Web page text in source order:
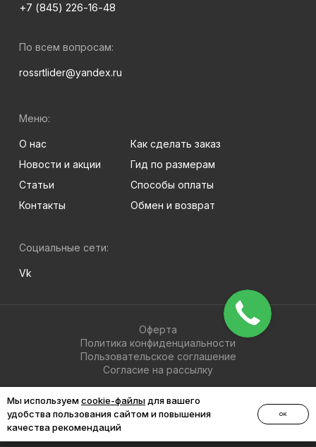
+7 (845) 226-16-48
По всем вопросам:
rossrtlider@yandex.ru
Меню:
О нас
Новости и акции
Статьи
Контакты
Как сделать заказ
Гид по размерам
Способы оплаты
Обмен и возврат
Социальные сети:
Vk
© 2026 BRIGHT-MEN
Оферта
Политика конфиденциальности
Пользовательское соглашение
Согласие на рассылку
ОК
Мы используемcookie-файлы для вашего
удобства пользования сайтом и повышения
качества рекомендаций